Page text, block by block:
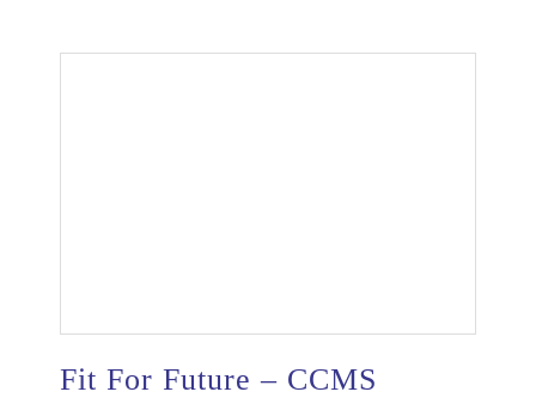
Fit For Future – CCMS